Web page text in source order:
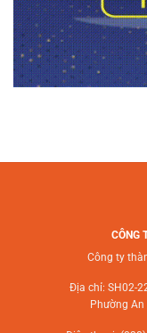
CÔNG
Công ty
Địa chỉ: SH02-
Phường An